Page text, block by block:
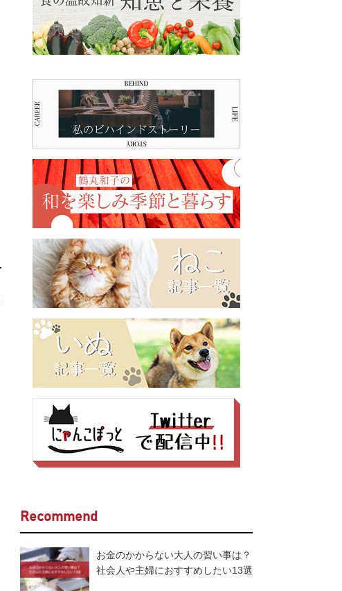
Recommend
お金のかからない大人の習い事は？
社会人や主婦におすすめしたい13選